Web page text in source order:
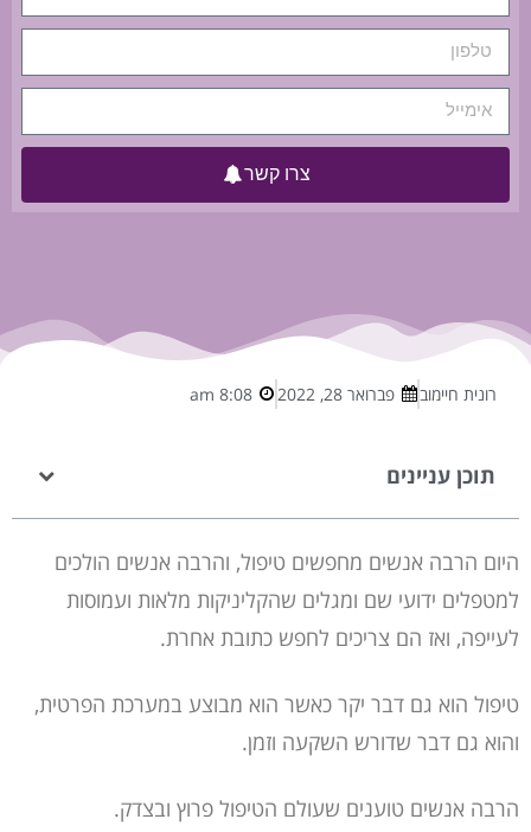
צרו קשר
רונית חיימוב פברואר 28, 2022 8:08 am
תוכן עניינים
היום הרבה אנשים מחפשים טיפול, והרבה אנשים הולכים
למטפלים ידועי שם ומגלים שהקליניקות מלאות ועמוסות
לעייפה, ואז הם צריכים לחפש כתובת אחרת.
טיפול הוא גם דבר יקר כאשר הוא מבוצע במערכת הפרטית,
והוא גם דבר שדורש השקעה וזמן.
הרבה אנשים טוענים שעולם הטיפול פרוץ ובצדק.